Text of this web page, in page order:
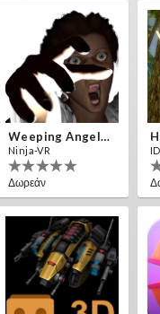
Weeping Angels VR
Ninja-VR
Δωρεάν